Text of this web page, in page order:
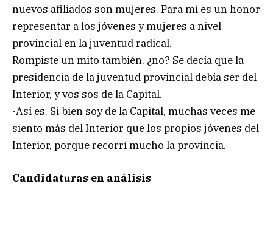
nuevos afiliados son mujeres. Para mí es un honor
representar a los jóvenes y mujeres a nivel
provincial en la juventud radical.
Rompiste un mito también, ¿no? Se decía que la
presidencia de la juventud provincial debía ser del
Interior, y vos sos de la Capital.
-Así es. Si bien soy de la Capital, muchas veces me
siento más del Interior que los propios jóvenes del
Interior, porque recorrí mucho la provincia.
Candidaturas en análisis